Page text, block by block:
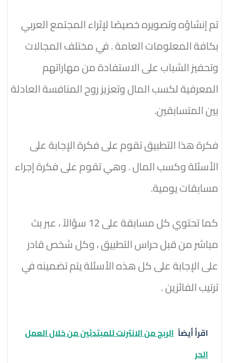
تم إنشاؤه وتصويره خصيصًا لإثراء المجتمع العربي
بكافة المعلومات العامة . في مختلف المجالات
وتحفيز الشباب على الاستفادة من مهاراتهم
المعرفية لكسب المال وتعزيز روح المنافسة العادلة
بين المتسابقين.
فكرة هذا التطبيق تقوم على فكرة الإجابة على
الأسئلة وكسب المال . وهي تقوم على فكرة إجراء
مسابقات يومية.
كما تحتوي كل مسابقة على 12 سؤالاً ، عبر بث
مباشر من قبل حراس التطبيق ، وكل شخص قادر
على الإجابة على كل هذه الأسئلة يتم تضمينه في
ترتيب الفائزين .
اقرأ أيضاً الربح من الانترنت للمبتدئين من خلال العمل
الحر